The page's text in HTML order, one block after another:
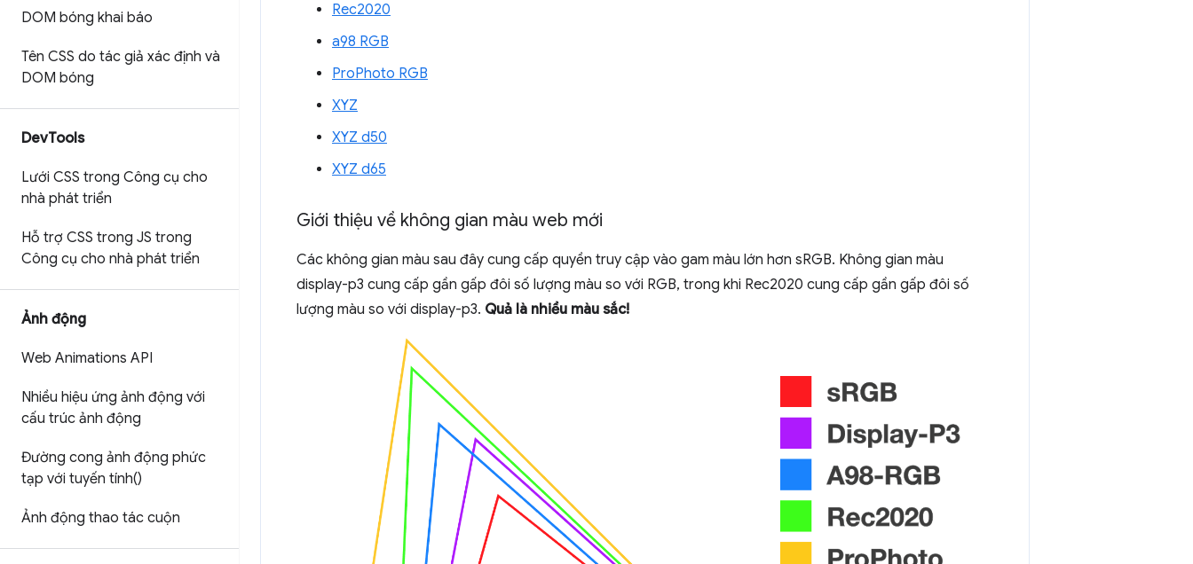
DOM bóng khai báo
Tên CSS do tác giả xác định và
DOM bóng
DevTools
Lưới CSS trong Công cụ cho
nhà phát triển
Hỗ trợ CSS trong JS trong
Công cụ cho nhà phát triển
Ảnh động
Web Animations API
Nhiều hiệu ứng ảnh động với
cấu trúc ảnh động
Đường cong ảnh động phức
tạp với tuyến tính()
Ảnh động thao tác cuộn
Rec2020
a98 RGB
ProPhoto RGB
XYZ
XYZ d50
XYZ d65
Giới thiệu về không gian màu web mới
Các không gian màu sau đây cung cấp quyền truy cập vào gam màu lớn hơn sRGB. Không gian màu
display-p3 cung cấp gần gấp đôi số lượng màu so với RGB, trong khi Rec2020 cung cấp gần gấp đôi số
lượng màu so với display-p3. Quả là nhiều màu sắc!